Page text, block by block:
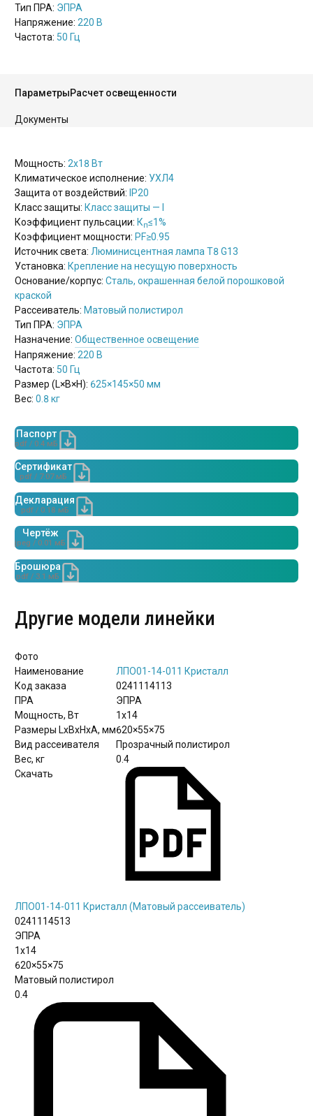
Тип ПРА: ЭПРА
Напряжение: 220 В
Частота: 50 Гц
ПараметрыРасчет освещенности
Документы
Мощность: 2х18 Вт
Климатическое исполнение: УХЛ4
Защита от воздействий: IP20
Класс защиты: Класс защиты — I
Коэффициент пульсации: Кп≤1%
Коэффициент мощности: PF≥0.95
Источник света: Люминисцентная лампа Т8 G13
Установка: Крепление на несущую поверхность
Основание/корпус: Сталь, окрашенная белой порошковой
краской
Рассеиватель: Матовый полистирол
Тип ПРА: ЭПРА
Назначение: Общественное освещение
Напряжение: 220 В
Частота: 50 Гц
Размер (L×B×H): 625×145×50 мм
Вес: 0.8 кг
Паспорт
pdf / 0.4 мБ
Сертификат
pdf / 7.07 мБ
Декларация
pdf / 0.18 мБ
Чертёж
jpeg / 0.01 мБ
Брошюра
pdf / 3.1 мБ
Другие модели линейки
Фото
Наименование
Код заказа
ПРА
Мощность, Вт
Размеры LxBxHхА, мм
Вид рассеивателя
Вес, кг
Скачать
ЛПО01-14-011 Кристалл
0241114113
ЭПРА
1х14
620×55×75
Прозрачный полистирол
0.4
ЛПО01-14-011 Кристалл (Матовый рассеиватель)
0241114513
ЭПРА
1х14
620×55×75
Матовый полистирол
0.4